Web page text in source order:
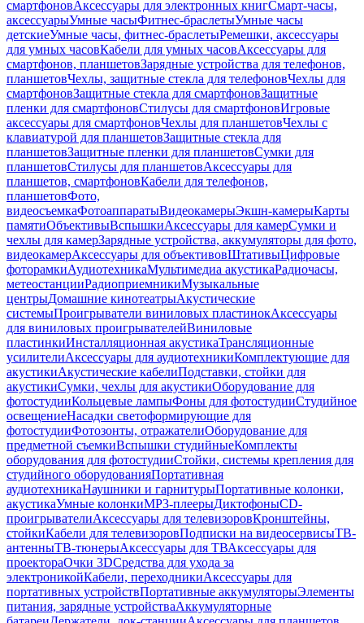
смартфоновАксессуары для электронных книгСмарт-часы,
аксессуарыУмные часыФитнес-браслетыУмные часы
детскиеУмные часы, фитнес-браслетыРемешки, аксессуары
для умных часовКабели для умных часовАксессуары для
смартфонов, планшетовЗарядные устройства для телефонов,
планшетовЧехлы, защитные стекла для телефоновЧехлы для
смартфоновЗащитные стекла для смартфоновЗащитные
пленки для смартфоновСтилусы для смартфоновИгровые
аксессуары для смартфоновЧехлы для планшетовЧехлы с
клавиатурой для планшетовЗащитные стекла для
планшетовЗащитные пленки для планшетовСумки для
планшетовСтилусы для планшетовАксессуары для
планшетов, смартфоновКабели для телефонов,
планшетовФото,
видеосъемкаФотоаппаратыВидеокамерыЭкшн-камерыКарты
памятиОбъективыВспышкиАксессуары для камерСумки и
чехлы для камерЗарядные устройства, аккумуляторы для фото,
видеокамерАксессуары для объективовШтативыЦифровые
фоторамкиАудиотехникаМультимедиа акустикаРадиочасы,
метеостанцииРадиоприемникиМузыкальные
центрыДомашние кинотеатрыАкустические
системыПроигрыватели виниловых пластинокАксессуары
для виниловых проигрывателейВиниловые
пластинкиИнсталляционная акустикаТрансляционные
усилителиАксессуары для аудиотехникиКомплектующие для
акустикиАкустические кабелиПодставки, стойки для
акустикиСумки, чехлы для акустикиОборудование для
фотостудииКольцевые лампыФоны для фотостудииСтудийное
освещениеНасадки светоформирующие для
фотостудииФотозонты, отражателиОборудование для
предметной съемкиВспышки студийныеКомплекты
оборудования для фотостудииСтойки, системы крепления для
студийного оборудованияПортативная
аудиотехникаНаушники и гарнитурыПортативные колонки,
акустикаУмные колонкиMP3-плеерыДиктофоныCD-
проигрывателиАксессуары для телевизоровКронштейны,
стойкиКабели для телевизоровПодписки на видеосервисыТВ-
антенныТВ-тюнерыАксессуары для ТВАксессуары для
проектораОчки 3DСредства для ухода за
электроникойКабели, переходникиАксессуары для
портативных устройствПортативные аккумуляторыЭлементы
питания, зарядные устройстваАккумуляторные